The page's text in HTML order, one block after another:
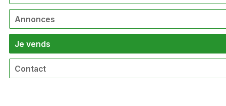
Annonces
Je vends
Contact